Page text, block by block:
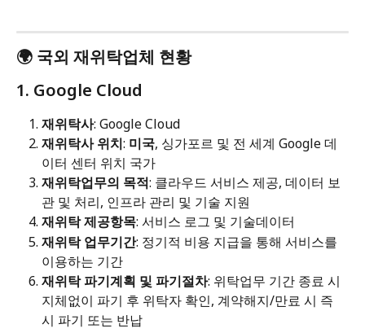
🌍 국외 재위탁업체 현황
1. Google Cloud
재위탁사: Google Cloud
재위탁사 위치: 미국, 싱가포르 및 전 세계 Google 데
이터 센터 위치 국가
재위탁업무의 목적: 클라우드 서비스 제공, 데이터 보
관 및 처리, 인프라 관리 및 기술 지원
재위탁 제공항목: 서비스 로그 및 기술데이터
재위탁 업무기간: 정기적 비용 지급을 통해 서비스를
이용하는 기간
재위탁 파기계획 및 파기절차: 위탁업무 기간 종료 시
지체없이 파기 후 위탁자 확인, 계약해지/만료 시 즉
시 파기 또는 반납